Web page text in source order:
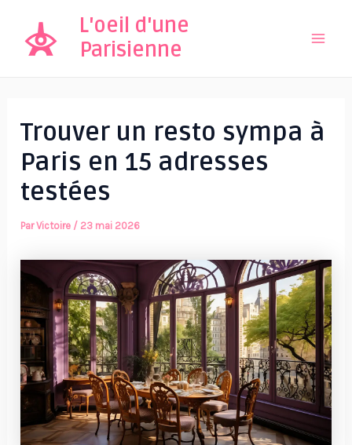
contenu
L'oeil d'une
Parisienne
Trouver un resto sympa à
Paris en 15 adresses
testées
ParVictoire / 23 mai 2026